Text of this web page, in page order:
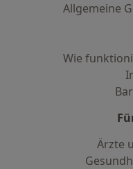
Allgemeine
Wie
Ärzte